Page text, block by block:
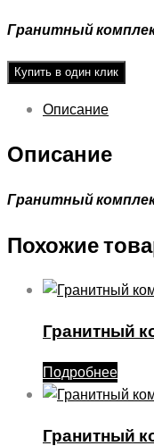
Гранитный
Купить в один клик
Описание
Описание
Гранитный
Похожие
Гранитный
Подробнее
Гранитный